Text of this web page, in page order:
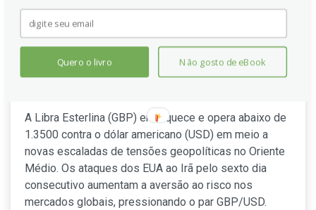
Libra Esterlina Cede Terreno
Abaixo de 1.3500 com Novos
A Libra Esterlina (GBP) enfraquece e opera abaixo de
1.3500 contra o dólar americano (USD) em meio a
novas escaladas de tensões geopolíticas no Oriente
Médio. Os ataques dos EUA ao Irã pelo sexto dia
consecutivo aumentam a aversão ao risco nos
mercados globais, pressionando o par GBP/USD.
Quero o livro Não gosto de eBook